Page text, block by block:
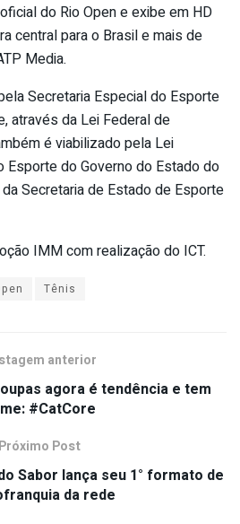
do Rio Open e exibe em HD
central para o Brasil e mais de
Media.
Secretaria Especial do Esporte
através da Lei Federal de
é viabilizado pela Lei
Esporte do Governo do Estado do
Secretaria de Estado de Esporte
IMM com realização do ICT.
Tênis
anterior
agora é tendência e tem
#CatCore
Próximo Post
Sabor lança seu 1° formato de
da rede